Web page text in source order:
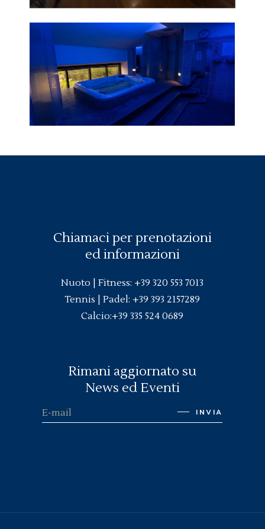
Chiamaci per prenotazioni
ed informazioni
Nuoto |Fitness:+39 320 553 7013
Tennis | Padel:+39 393 2157289
Calcio:+39 335 524 0689
Rimani aggiornato su
News ed Eventi
INVIA